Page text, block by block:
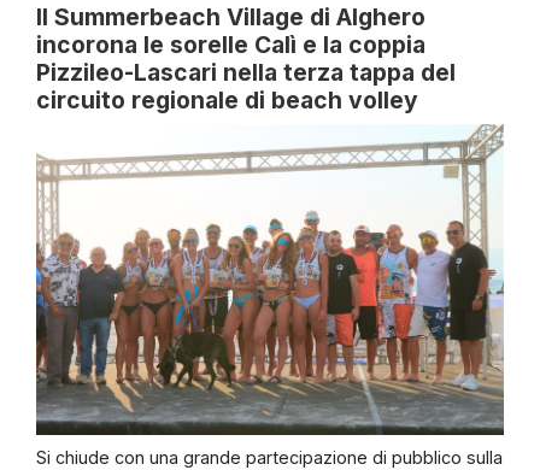
Il Summerbeach Village di Alghero
incorona le sorelle Calì e la coppia
Pizzileo-Lascari nella terza tappa del
circuito regionale di beach volley
Si chiude con una grande partecipazione di pubblico sulla